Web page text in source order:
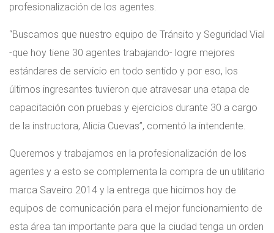
profesionalización de los agentes.
“Buscamos que nuestro equipo de Tránsito y Seguridad Vial
-que hoy tiene 30 agentes trabajando- logre mejores
estándares de servicio en todo sentido y por eso, los
últimos ingresantes tuvieron que atravesar una etapa de
capacitación con pruebas y ejercicios durante 30 a cargo
de la instructora, Alicia Cuevas”, comentó la intendente.
Queremos y trabajamos en la profesionalización de los
agentes y a esto se complementa la compra de un utilitario
marca Saveiro 2014 y la entrega que hicimos hoy de
equipos de comunicación para el mejor funcionamiento de
esta área tan importante para que la ciudad tenga un orden